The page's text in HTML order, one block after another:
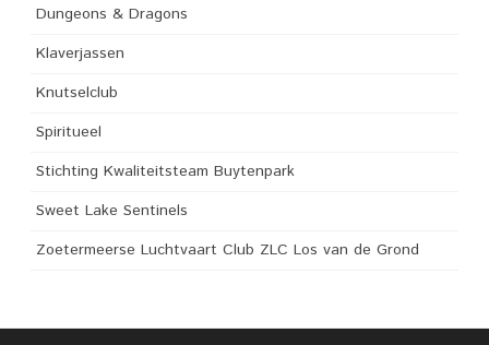
Dungeons & Dragons
Klaverjassen
Knutselclub
Spiritueel
Stichting Kwaliteitsteam Buytenpark
Sweet Lake Sentinels
Zoetermeerse Luchtvaart Club ZLC Los van de Grond